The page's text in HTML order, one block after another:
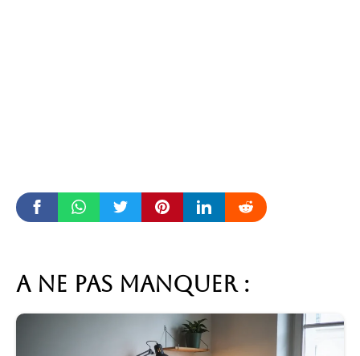
A ne pas manquer :